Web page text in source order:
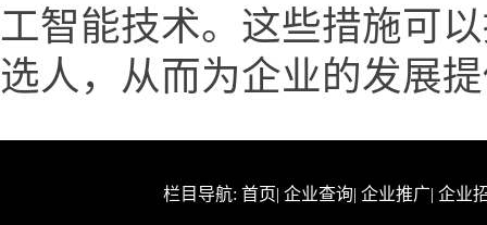
工智能技术。这些措施可
选人，从而为企业的发展
栏目导航: 首页| 企业查询| 企业推广| 企业